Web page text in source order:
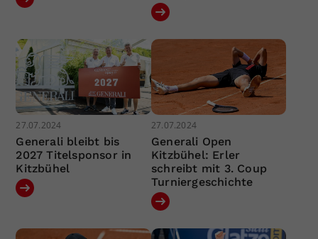
27.07.2024
Generali bleibt bis
2027 Titelsponsor in
Kitzbühel
27.07.2024
Generali Open
Kitzbühel: Erler
schreibt mit 3. Coup
Turniergeschichte